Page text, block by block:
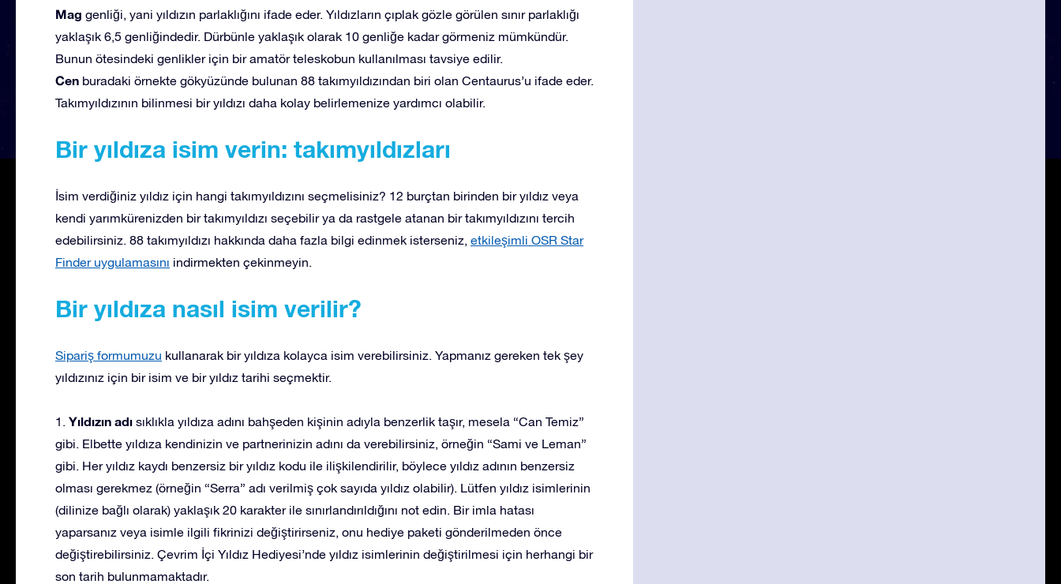
Mag genliği, yani yıldızın parlaklığını ifade eder. Yıldızların çıplak gözle görülen sınır parlaklığı
yaklaşık 6,5 genliğindedir. Dürbünle yaklaşık olarak 10 genliğe kadar görmeniz mümkündür.
Bunun ötesindeki genlikler için bir amatör teleskobun kullanılması tavsiye edilir.
Cen buradaki örnekte gökyüzünde bulunan 88 takımyıldızından biri olan Centaurus’u ifade eder.
Takımyıldızının bilinmesi bir yıldızı daha kolay belirlemenize yardımcı olabilir.
Bir yıldıza isim verin: takımyıldızları
İsim verdiğiniz yıldız için hangi takımyıldızını seçmelisiniz? 12 burçtan birinden bir yıldız veya
kendi yarımkürenizden bir takımyıldızı seçebilir ya da rastgele atanan bir takımyıldızını tercih
edebilirsiniz. 88 takımyıldızı hakkında daha fazla bilgi edinmek isterseniz, etkileşimli OSR Star
Finder uygulamasını indirmekten çekinmeyin.
Bir yıldıza nasıl isim verilir?
Sipariş formumuzu kullanarak bir yıldıza kolayca isim verebilirsiniz. Yapmanız gereken tek şey
yıldızınız için bir isim ve bir yıldız tarihi seçmektir.
1. Yıldızın adı sıklıkla yıldıza adını bahşeden kişinin adıyla benzerlik taşır, mesela “Can Temiz”
gibi. Elbette yıldıza kendinizin ve partnerinizin adını da verebilirsiniz, örneğin “Sami ve Leman”
gibi. Her yıldız kaydı benzersiz bir yıldız kodu ile ilişkilendirilir, böylece yıldız adının benzersiz
olması gerekmez (örneğin “Serra” adı verilmiş çok sayıda yıldız olabilir). Lütfen yıldız isimlerinin
(dilinize bağlı olarak) yaklaşık 20 karakter ile sınırlandırıldığını not edin. Bir imla hatası
yaparsanız veya isimle ilgili fikrinizi değiştirirseniz, onu hediye paketi gönderilmeden önce
değiştirebilirsiniz. Çevrim İçi Yıldız Hediyesi’nde yıldız isimlerinin değiştirilmesi için herhangi bir
son tarih bulunmamaktadır.